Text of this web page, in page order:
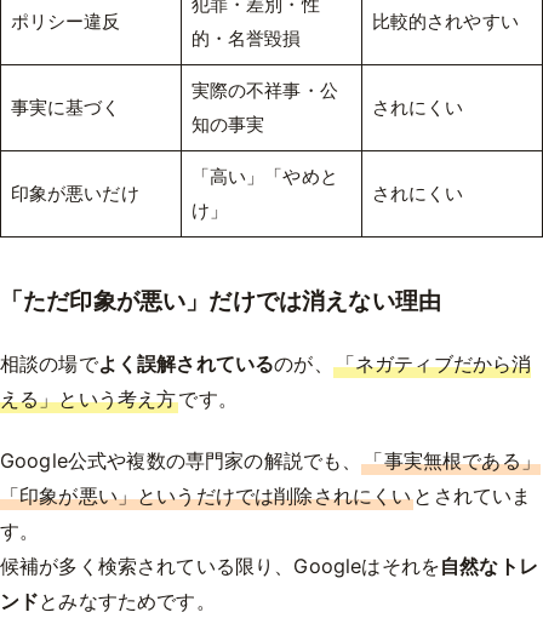
ポリシー違反
的・名誉毀損
比較的されやすい
事実に基づく
実際の不祥事・公
知の事実
されにくい
印象が悪いだけ
「高い」「やめと
け」
されにくい
「ただ印象が悪い」だけでは消えない理由
相談の場でよく誤解されているのが、 「ネガティブだから消
える」という考え方です。
Google公式や複数の専門家の解説でも、「事実無根である」
「印象が悪い」というだけでは削除されにくいとされていま
す。
候補が多く検索されている限り、Googleはそれを自然なトレ
ンドとみなすためです。